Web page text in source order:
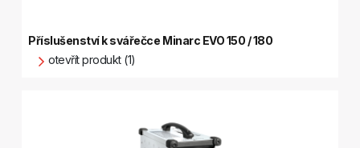
Příslušenství k svářečce Minarc EVO 150 / 180
otevřít produkt (1)